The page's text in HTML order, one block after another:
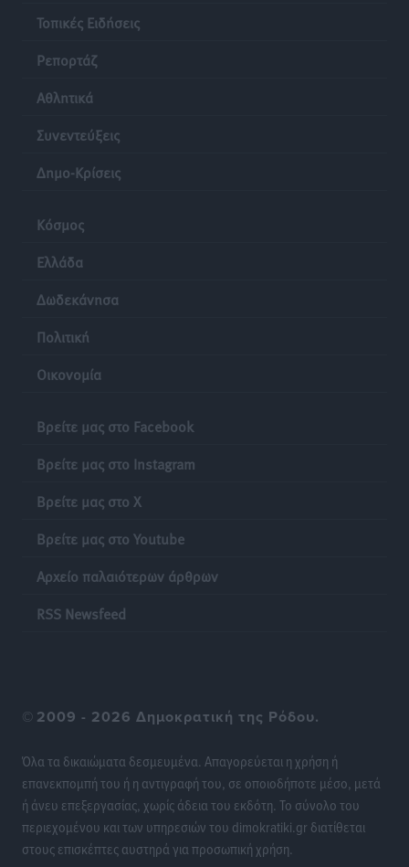
Τοπικές Ειδήσεις
Ρεπορτάζ
Αθλητικά
Συνεντεύξεις
Δημο-Κρίσεις
Κόσμος
Ελλάδα
Δωδεκάνησα
Πολιτική
Οικονομία
Βρείτε μας στο Facebook
Βρείτε μας στο Instagram
Βρείτε μας στο X
Βρείτε μας στο Youtube
Αρχείο παλαιότερων άρθρων
RSS Newsfeed
© 2009 - 2026 Δημοκρατική της Ρόδου.
Όλα τα δικαιώματα δεσμευμένα. Απαγορεύεται η χρήση ή
επανεκπομπή του ή η αντιγραφή του, σε οποιοδήποτε μέσο, μετά
ή άνευ επεξεργασίας, χωρίς άδεια του εκδότη. Το σύνολο του
περιεχομένου και των υπηρεσιών του dimokratiki.gr διατίθεται
στους επισκέπτες αυστηρά για προσωπική χρήση.